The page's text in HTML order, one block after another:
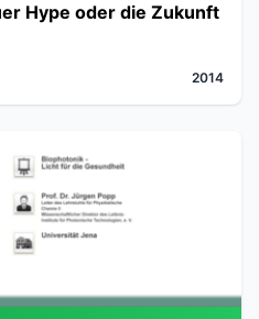
Hype oder die Zukunft
2014